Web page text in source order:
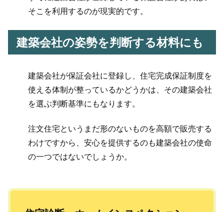
そこを利用するのが現実的です。
建築会社の姿勢を判断する材料にも
建築会社が保証会社に登録し、住宅完成保証制度を
使える体制が整っているかどうかは、その建築会社
を選ぶ判断基準にもなります。
注文住宅というまだ形のないものを高額で販売する
わけですから、安心を提供するのも建築会社の使命
の一つではないでしょうか。